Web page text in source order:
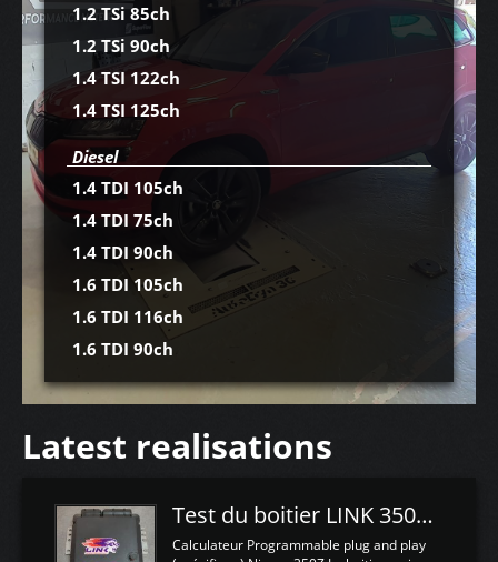
1.2 TSi 85ch
1.2 TSi 90ch
1.4 TSI 122ch
1.4 TSI 125ch
Diesel
1.4 TDI 105ch
1.4 TDI 75ch
1.4 TDI 90ch
1.6 TDI 105ch
1.6 TDI 116ch
1.6 TDI 90ch
Latest realisations
Test du boitier LINK 350Z Plugin ECU
Calculateur Programmable plug and play